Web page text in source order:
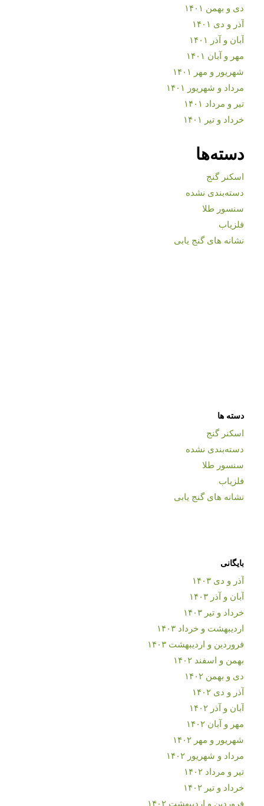
دی و بهمن ۱۴۰۱
آذر و دی ۱۴۰۱
آبان و آذر ۱۴۰۱
مهر و آبان ۱۴۰۱
شهریور و مهر ۱۴۰۱
مرداد و شهریور ۱۴۰۱
تیر و مرداد ۱۴۰۱
خرداد و تیر ۱۴۰۱
دسته‌ها
اسکنر گنج
دسته‌بندی نشده
سنسور طلا
فلزیاب
نشانه های گنج یابی
دسته ها
اسکنر گنج
دسته‌بندی نشده
سنسور طلا
فلزیاب
نشانه های گنج یابی
بایگانی
آذر و دی ۱۴۰۳
آبان و آذر ۱۴۰۳
خرداد و تیر ۱۴۰۳
اردیبهشت و خرداد ۱۴۰۳
فروردین و اردیبهشت ۱۴۰۳
بهمن و اسفند ۱۴۰۲
دی و بهمن ۱۴۰۲
آذر و دی ۱۴۰۲
آبان و آذر ۱۴۰۲
مهر و آبان ۱۴۰۲
شهریور و مهر ۱۴۰۲
مرداد و شهریور ۱۴۰۲
تیر و مرداد ۱۴۰۲
خرداد و تیر ۱۴۰۲
فروردین و اردیبهشت ۱۴۰۲